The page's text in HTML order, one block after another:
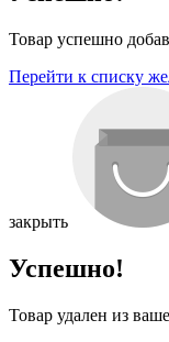
Товар успешно
Перейти к списку
закрыть
Успешно!
Товар удален из